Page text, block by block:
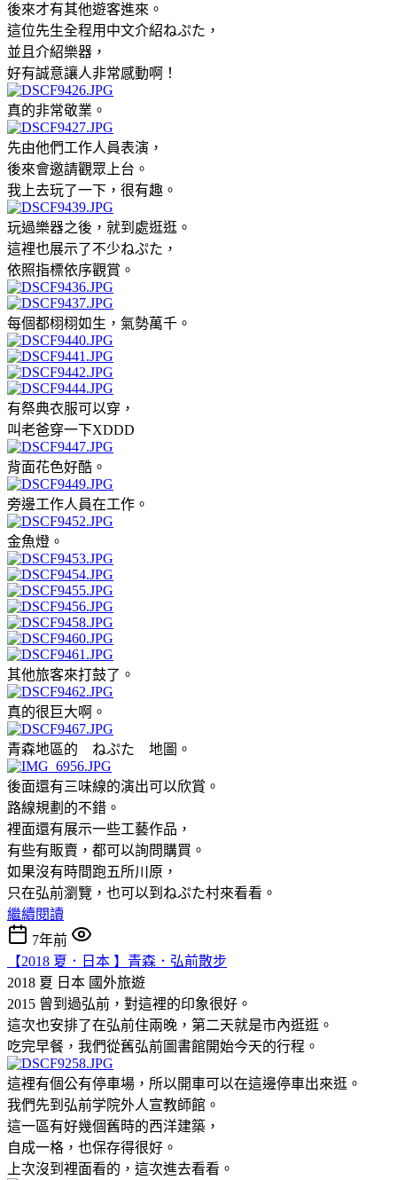
後來才有其他遊客進來。
這位先生全程用中文介紹ねぷた，
並且介紹樂器，
好有誠意讓人非常感動啊！
真的非常敬業。
先由他們工作人員表演，
後來會邀請觀眾上台。
我上去玩了一下，很有趣。
玩過樂器之後，就到處逛逛。
這裡也展示了不少ねぷた，
依照指標依序觀賞。
每個都栩栩如生，氣勢萬千。
有祭典衣服可以穿，
叫老爸穿一下XDDD
背面花色好酷。
旁邊工作人員在工作。
金魚燈。
其他旅客來打鼓了。
真的很巨大啊。
青森地區的 ねぷた 地圖。
後面還有三味線的演出可以欣賞。
路線規劃的不錯。
裡面還有展示一些工藝作品，
有些有販賣，都可以詢問購買。
如果沒有時間跑五所川原，
只在弘前瀏覽，也可以到ねぷた村來看看。
繼續閱讀
7年前
【2018 夏．日本 】青森．弘前散步
2018 夏 日本 國外旅遊
2015 曾到過弘前，對這裡的印象很好。
這次也安排了在弘前住兩晚，第二天就是市內逛逛。
吃完早餐，我們從舊弘前圖書館開始今天的行程。
這裡有個公有停車場，所以開車可以在這邊停車出來逛。
我們先到弘前学院外人宣教師館。
這一區有好幾個舊時的西洋建築，
自成一格，也保存得很好。
上次沒到裡面看的，這次進去看看。